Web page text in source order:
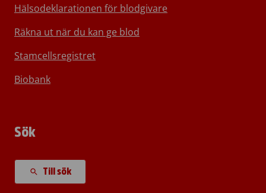
Hälsodeklarationen för blodgivare
Räkna ut när du kan ge blod
Stamcellsregistret
Biobank
Sök
Till sök